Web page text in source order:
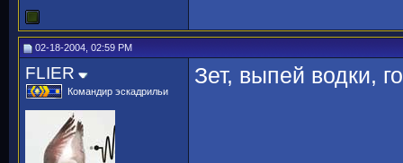
02-18-2004, 02:59 PM
FLIER
Командир эскадрильи
Зет, выпей водки,